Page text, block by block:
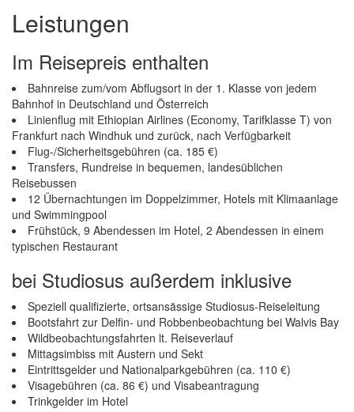
Leistungen
Im Reisepreis enthalten
Bahnreise zum/vom Abflugsort in der 1. Klasse von jedem
Bahnhof in Deutschland und Österreich
Linienflug mit Ethiopian Airlines (Economy, Tarifklasse T) von
Frankfurt nach Windhuk und zurück, nach Verfügbarkeit
Flug-/Sicherheitsgebühren (ca. 185 €)
Transfers, Rundreise in bequemen, landesüblichen
Reisebussen
12 Übernachtungen im Doppelzimmer, Hotels mit Klimaanlage
und Swimmingpool
Frühstück, 9 Abendessen im Hotel, 2 Abendessen in einem
typischen Restaurant
bei Studiosus außerdem inklusive
Speziell qualifizierte, ortsansässige Studiosus-Reiseleitung
Bootsfahrt zur Delfin- und Robbenbeobachtung bei Walvis Bay
Wildbeobachtungsfahrten lt. Reiseverlauf
Mittagsimbiss mit Austern und Sekt
Eintrittsgelder und Nationalparkgebühren (ca. 110 €)
Visagebühren (ca. 86 €) und Visabeantragung
Trinkgelder im Hotel